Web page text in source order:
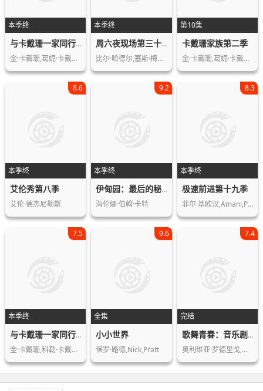
本季终
与卡戴珊一家同行第十四季
金·卡戴珊,葛妮·卡戴珊,科勒·卡戴珊…
本季终
周六夜现场第三十六季
比尔·哈德尔,塞斯·梅耶斯,安迪·萨姆…
第10集
卡戴珊家族第二季
金·卡戴珊,葛妮·卡戴珊,科勒·卡戴珊…
本季终
8.6
艾伦秀第八季
艾伦·德杰尼勒斯
本季终
9.2
伊甸园：最后的秘境第一季
海伦娜·伯翰·卡特
本季终
8.3
极速前进第十九季
菲尔·基欧汉,Amani,Pollard,Mar…
本季终
7.5
与卡戴珊一家同行第四季
金·卡戴珊,科勒·卡戴珊,葛妮·卡戴珊…
全集
9.6
小小世界
保罗·路德,Nick,Pratt
完结
7.4
歌舞青春：音乐剧集第一季
奥利维亚·罗德里戈,约书亚·巴塞特,马…